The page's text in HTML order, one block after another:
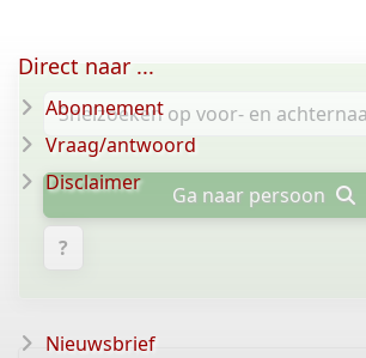
Ga naar persoon
?
Direct naar ...
Abonnement
Vraag/antwoord
Disclaimer
Nieuwsbrief